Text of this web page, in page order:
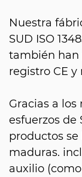
Nuestra
SUD ISO
también han
registro CE y
Gracias a
esfuerzos de
productos
maduras.
auxilio